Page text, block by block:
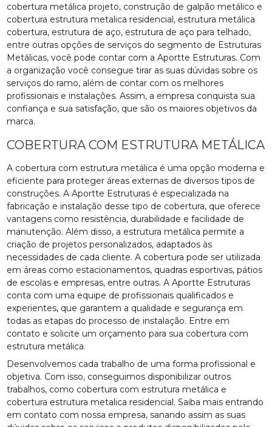
cobertura metálica projeto, construção de galpão metálico e
cobertura estrutura metalica residencial, estrutura metálica
cobertura, estrutura de aço, estrutura de aço para telhado,
entre outras opções de serviços do segmento de Estruturas
Metálicas, você pode contar com a Aportte Estruturas. Com
a organização você consegue tirar as suas dúvidas sobre os
serviços do ramo, além de contar com os melhores
profissionais e instalações. Assim, a empresa conquista sua
confiança e sua satisfação, que são os maiores objetivos da
marca.
COBERTURA COM ESTRUTURA METÁLICA
A cobertura com estrutura metálica é uma opção moderna e
eficiente para proteger áreas externas de diversos tipos de
construções. A Aportte Estruturas é especializada na
fabricação e instalação desse tipo de cobertura, que oferece
vantagens como resistência, durabilidade e facilidade de
manutenção. Além disso, a estrutura metálica permite a
criação de projetos personalizados, adaptados às
necessidades de cada cliente. A cobertura pode ser utilizada
em áreas como estacionamentos, quadras esportivas, pátios
de escolas e empresas, entre outras. A Aportte Estruturas
conta com uma equipe de profissionais qualificados e
experientes, que garantem a qualidade e segurança em
todas as etapas do processo de instalação. Entre em
contato e solicite um orçamento para sua cobertura com
estrutura metálica.
Desenvolvemos cada trabalho de uma forma profissional e
objetiva. Com isso, conseguimos disponibilizar outros
trabalhos, como cobertura com estrutura metálica e
cobertura estrutura metalica residencial. Saiba mais entrando
em contato com nossa empresa, sanando assim as suas